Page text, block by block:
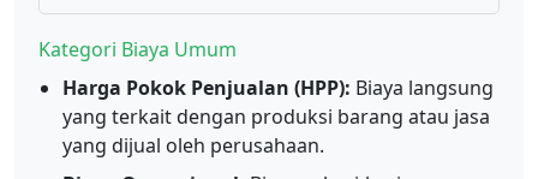
Kategori Biaya Umum
Harga Pokok Penjualan (HPP): Biaya langsung
yang terkait dengan produksi barang atau jasa
yang dijual oleh perusahaan.